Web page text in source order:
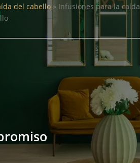
del cabello» Infusiones para la caída